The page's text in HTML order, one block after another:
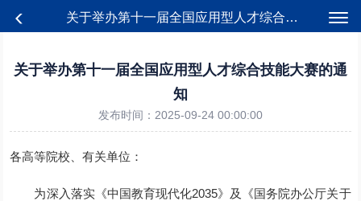
关于举办第十一届全国应用型人才综合技能大赛的通知
关于举办第十一届全国应用型人才综合技能大赛的通
知
发布时间：2025-09-24 00:00:00
各高等院校、有关单位：
为深入落实《中国教育现代化2035》及《国务院办公厅关于